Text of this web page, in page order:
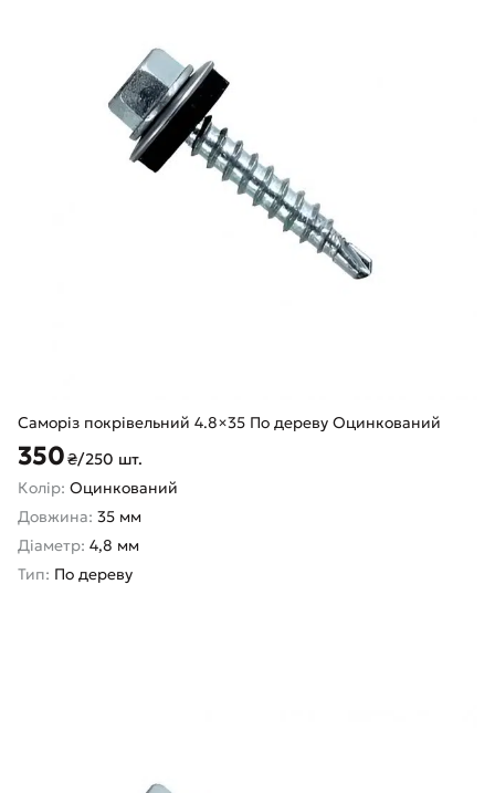
Саморіз покрівельний 4.8×35 По дереву Оцинкований
350₴/250 шт.
Колір: Оцинкований
Довжина: 35 мм
Діаметр: 4,8 мм
Тип: По дереву